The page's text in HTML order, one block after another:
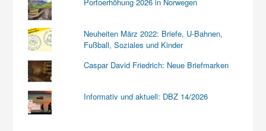
Portoerhöhung 2026 in Norwegen
Neuheiten März 2022: Briefe, U-Bahnen,
Fußball, Soziales und Kinder
Caspar David Friedrich: Neue Briefmarken
Informativ und aktuell: DBZ 14/2026